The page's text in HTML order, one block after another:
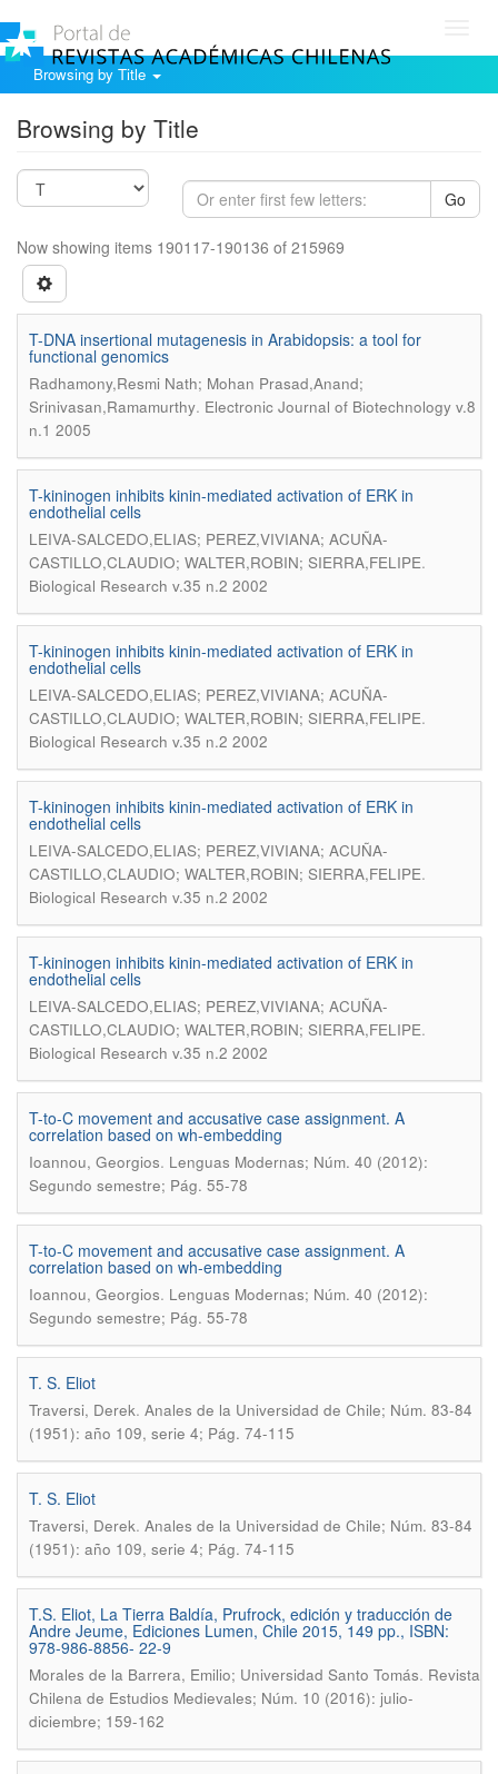
Browsing by Title
Browsing by Title
Go
Now showing items 190117-190136 of 215969
T-DNA insertional mutagenesis in Arabidopsis: a tool for
functional genomics
Radhamony,Resmi Nath; Mohan Prasad,Anand;
Srinivasan,Ramamurthy. Electronic Journal of Biotechnology v.8
n.1 2005
T-kininogen inhibits kinin-mediated activation of ERK in
endothelial cells
LEIVA-SALCEDO,ELIAS; PEREZ,VIVIANA; ACUÑA-
CASTILLO,CLAUDIO; WALTER,ROBIN; SIERRA,FELIPE.
Biological Research v.35 n.2 2002
T-kininogen inhibits kinin-mediated activation of ERK in
endothelial cells
LEIVA-SALCEDO,ELIAS; PEREZ,VIVIANA; ACUÑA-
CASTILLO,CLAUDIO; WALTER,ROBIN; SIERRA,FELIPE.
Biological Research v.35 n.2 2002
T-kininogen inhibits kinin-mediated activation of ERK in
endothelial cells
LEIVA-SALCEDO,ELIAS; PEREZ,VIVIANA; ACUÑA-
CASTILLO,CLAUDIO; WALTER,ROBIN; SIERRA,FELIPE.
Biological Research v.35 n.2 2002
T-kininogen inhibits kinin-mediated activation of ERK in
endothelial cells
LEIVA-SALCEDO,ELIAS; PEREZ,VIVIANA; ACUÑA-
CASTILLO,CLAUDIO; WALTER,ROBIN; SIERRA,FELIPE.
Biological Research v.35 n.2 2002
T-to-C movement and accusative case assignment. A
correlation based on wh-embedding
Ioannou, Georgios. Lenguas Modernas; Núm. 40 (2012):
Segundo semestre; Pág. 55-78
T-to-C movement and accusative case assignment. A
correlation based on wh-embedding
Ioannou, Georgios. Lenguas Modernas; Núm. 40 (2012):
Segundo semestre; Pág. 55-78
T. S. Eliot
Traversi, Derek. Anales de la Universidad de Chile; Núm. 83-84
(1951): año 109, serie 4; Pág. 74-115
T. S. Eliot
Traversi, Derek. Anales de la Universidad de Chile; Núm. 83-84
(1951): año 109, serie 4; Pág. 74-115
T.S. Eliot, La Tierra Baldía, Prufrock, edición y traducción de
Andre Jeume, Ediciones Lumen, Chile 2015, 149 pp., ISBN:
978-986-8856- 22-9
Morales de la Barrera, Emilio; Universidad Santo Tomás. Revista
Chilena de Estudios Medievales; Núm. 10 (2016): julio-
diciembre; 159-162